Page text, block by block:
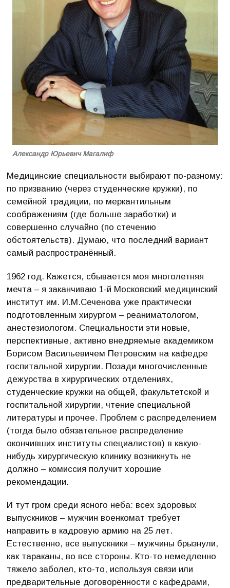
Александр Юрьевич Магалиф
Медицинские специальности выбирают по-разному:
по призванию (через студенческие кружки), по
семейной традиции, по меркантильным
соображениям (где больше заработки) и
совершенно случайно (по стечению
обстоятельств). Думаю, что последний вариант
самый распространённый.
1962 год. Кажется, сбывается моя многолетняя
мечта – я заканчиваю 1-й Московский медицинский
институт им. И.М.Сеченова уже практически
подготовленным хирургом – реаниматологом,
анестезиологом. Специальности эти новые,
перспективные, активно внедряемые академиком
Борисом Васильевичем Петровским на кафедре
госпитальной хирургии. Позади многочисленные
дежурства в хирургических отделениях,
студенческие кружки на общей, факультетской и
госпитальной хирургии, чтение специальной
литературы и прочее. Проблем с распределением
(тогда было обязательное распределение
окончивших институты специалистов) в какую-
нибудь хирургическую клинику возникнуть не
должно – комиссия получит хорошие
рекомендации.
И тут гром среди ясного неба: всех здоровых
выпускников – мужчин военкомат требует
направить в кадровую армию на 25 лет.
Естественно, все выпускники – мужчины брызнули,
как тараканы, во все стороны. Кто-то немедленно
тяжело заболел, кто-то, используя связи или
предварительные договорённости с кафедрами,